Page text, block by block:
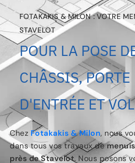
FOTAKAKIS & MILON : VOTRE
STAVELOT
POUR LA POSE
CHÂSSIS, PORTE
D'ENTRÉE ET
ChezFotakakis & Milon, nous
dans tous vos travaux de
près de Stavelot. Nous posons